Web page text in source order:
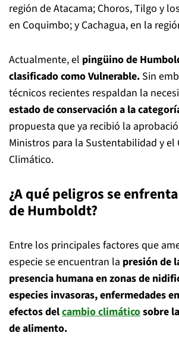
región de Atacama; Choros, Tilgo y
en Coquimbo; y Cachagua, en la
Actualmente, el pingüino de
clasificado como Vulnerable. Sin
técnicos recientes respaldan la
estado de conservación a la
propuesta que ya recibió la
Ministros para la Sustentabilidad y el
Climático.
¿A qué peligros se
de Humboldt?
Entre los principales factores que
especie se encuentran la presión de
presencia humana en zonas de
especies invasoras, enfermedades
efectos delcambio climáticosobre
de alimento.